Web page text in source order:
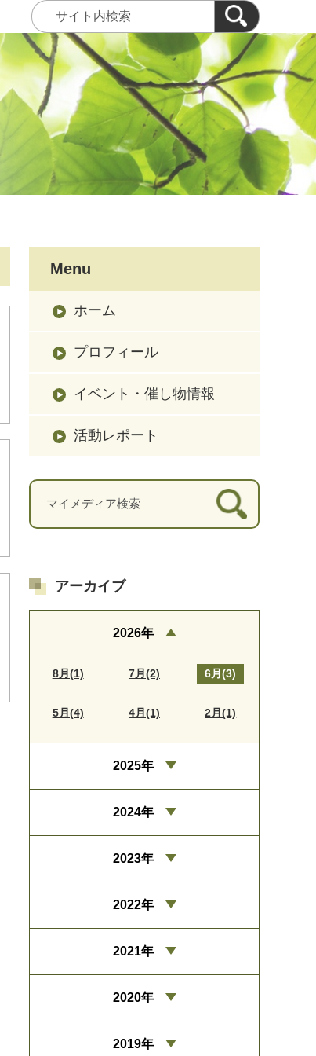
Menu
ホーム
プロフィール
イベント・催し物情報
活動レポート
アーカイブ
2026年
8月(1) 7月(2) 6月(3)
5月(4) 4月(1) 2月(1)
2025年
2024年
2023年
2022年
2021年
2020年
2019年